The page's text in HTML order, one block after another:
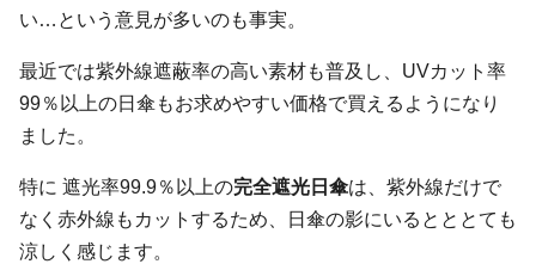
い…という意見が多いのも事実。
最近では紫外線遮蔽率の高い素材も普及し、UVカット率
99％以上の日傘もお求めやすい価格で買えるようになり
ました。
特に 遮光率99.9％以上の完全遮光日傘は、紫外線だけで
なく赤外線もカットするため、日傘の影にいるとととても
涼しく感じます。